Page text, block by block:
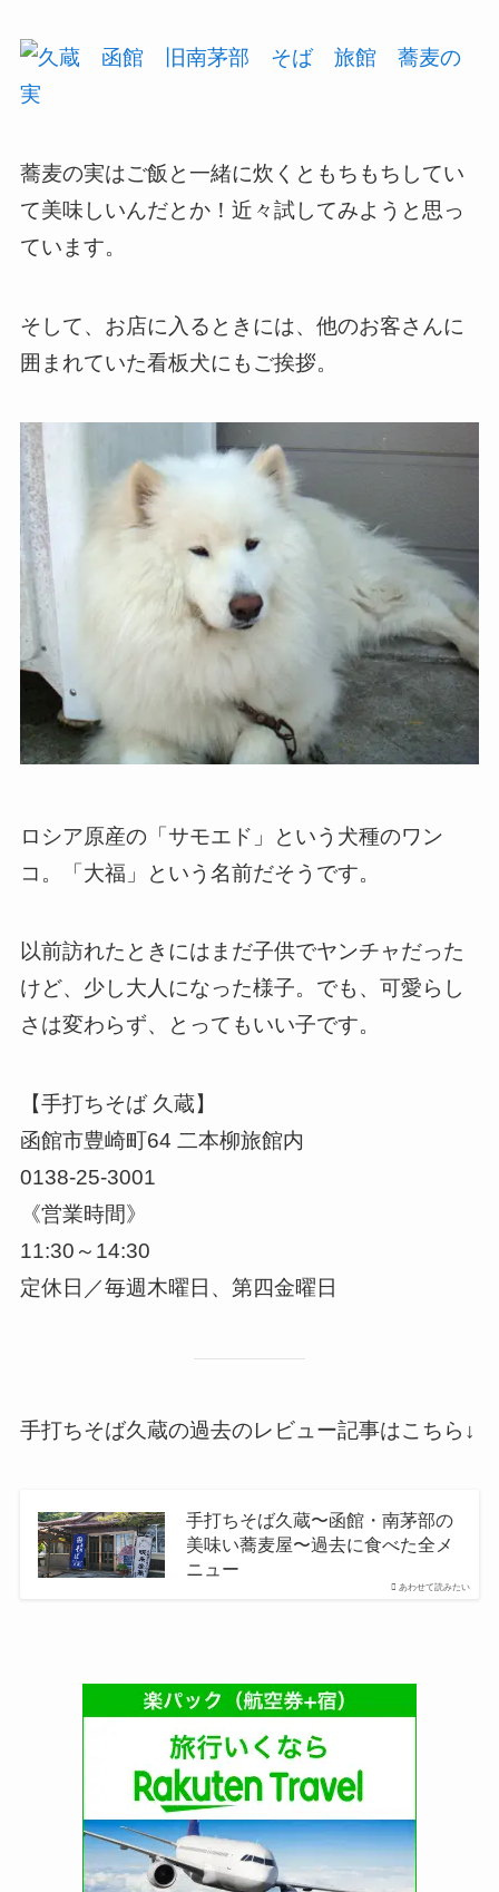
蕎麦の実はご飯と一緒に炊くともちもちしてい
て美味しいんだとか！近々試してみようと思っ
ています。
そして、お店に入るときには、他のお客さんに
囲まれていた看板犬にもご挨拶。
ロシア原産の「サモエド」という犬種のワン
コ。「大福」という名前だそうです。
以前訪れたときにはまだ子供でヤンチャだった
けど、少し大人になった様子。でも、可愛らし
さは変わらず、とってもいい子です。
【手打ちそば 久蔵】
函館市豊崎町64 二本柳旅館内
0138-25-3001
《営業時間》
11:30～14:30
定休日／毎週木曜日、第四金曜日
手打ちそば久蔵の過去のレビュー記事はこちら↓
あわせて読みたい
手打ちそば久蔵〜函館・南茅部の
美味い蕎麦屋〜過去に食べた全メ
ニュー